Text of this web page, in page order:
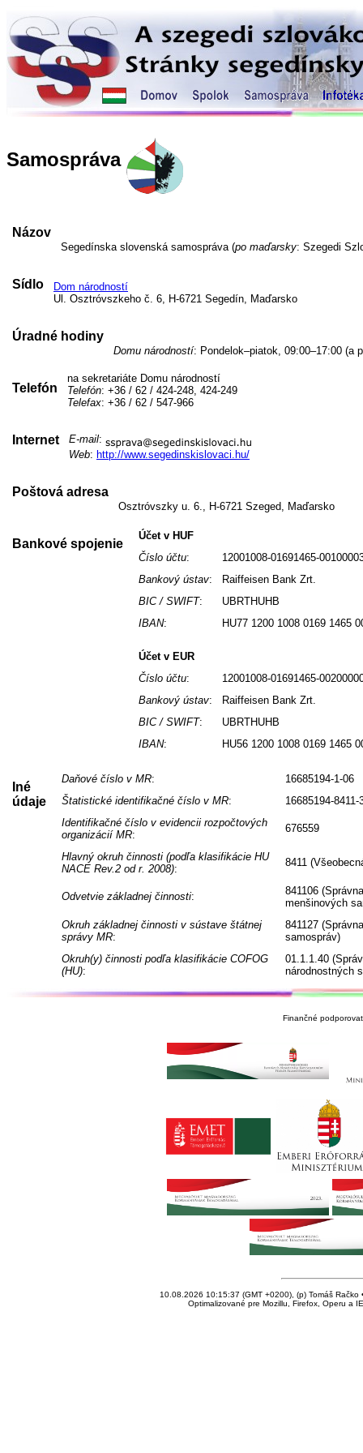
Samospráva
Názov
Segedínska slovenská samospráva (po maďarsky: Szegedi
Sídlo
Dom národností
Ul. Osztróvszkeho č. 6, H-6721 Segedín, Maďarsko
Úradné hodiny
Domu národností: Pondelok–piatok, 09:00–17:00 (a
Telefón
na sekretariáte Domu národností
Telefón: +36 / 62 / 424-248, 424-249
Telefax: +36 / 62 / 547-966
Internet E-mail:
Web: http://www.segedinskislovaci.hu/
Poštová adresa
Osztróvszky u. 6., H-6721 Szeged, Maďarsko
Bankové spojenie
Účet v HUF
Číslo účtu:
12001008-01691465-
Bankový ústav:
Raiffeisen Bank Zrt.
BIC / SWIFT:
UBRTHUHB
IBAN: HU77 1200 1008 0169 1465
Účet v EUR
Číslo účtu:
12001008-01691465-
Bankový ústav:
Raiffeisen Bank Zrt.
BIC / SWIFT:
UBRTHUHB
IBAN: HU56 1200 1008 0169 1465
Iné
údaje
Daňové číslo v MR:
16685194-1-06
Štatistické identifikačné číslo v MR:
16685194-8411-
Identifikačné číslo v evidencii rozpočtových
organizácií MR:
676559
Hlavný okruh činnosti (podľa klasifikácie HU
NACE Rev.2 od r. 2008):
8411
Odvetvie základnej činnosti:
841106
menšinových
Okruh základnej činnosti v sústave štátnej
správy MR:
841127
samospráv)
Okruh(y) činnosti podľa klasifikácie COFOG
(HU):
01.1.1.40
národnostných
Finančné
10.08.2026 10:15:37 (GMT +0200), (p) Tomáš Račko
Optimalizované pre Mozillu, Firefox, Operu a